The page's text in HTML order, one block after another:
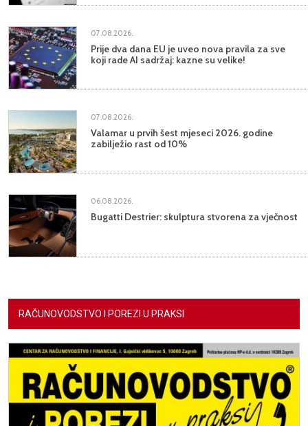
07.08.2026.
Prije dva dana EU je uveo nova pravila za sve
koji rade AI sadržaj: kazne su velike!
07.08.2026.
Valamar u prvih šest mjeseci 2026. godine
zabilježio rast od 10%
06.08.2026.
Bugatti Destrier: skulptura stvorena za vječnost
RAČUNOVODSTVO I POREZI U PRAKSI